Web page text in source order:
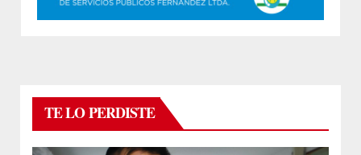
TE LO PERDISTE